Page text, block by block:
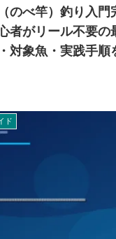
のべ竿）釣り入
者がリール不要の
対象魚・実践手順
ド